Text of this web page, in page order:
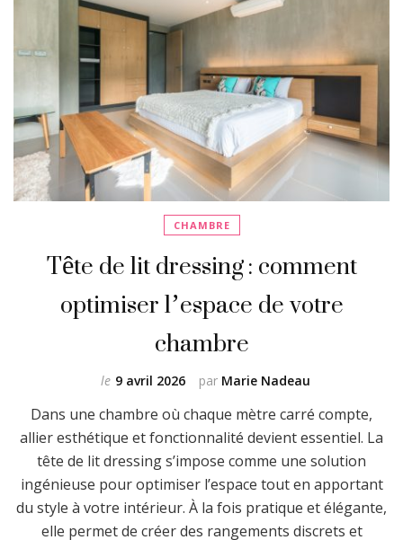
CHAMBRE
Tête de lit dressing : comment
optimiser l’espace de votre
chambre
par Marie Nadeau
le 9 avril 2026
Dans une chambre où chaque mètre carré compte,
allier esthétique et fonctionnalité devient essentiel. La
tête de lit dressing s’impose comme une solution
ingénieuse pour optimiser l’espace tout en apportant
du style à votre intérieur. À la fois pratique et élégante,
elle permet de créer des rangements discrets et